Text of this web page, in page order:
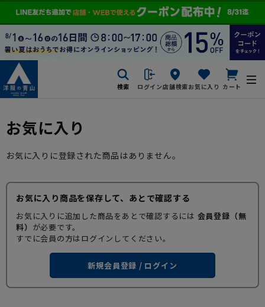
検索 ログイン店舗検索お気に入り カート
お気に入り
お気に入りに登録された商品はありません。
お気に入り商品を保存して、あとで確認する
お気に入りに追加した商品をあとで確認するには 会員登録（無
料） が必要です。
すでに会員の方はログインしてください。
新規会員登録 / ログイン